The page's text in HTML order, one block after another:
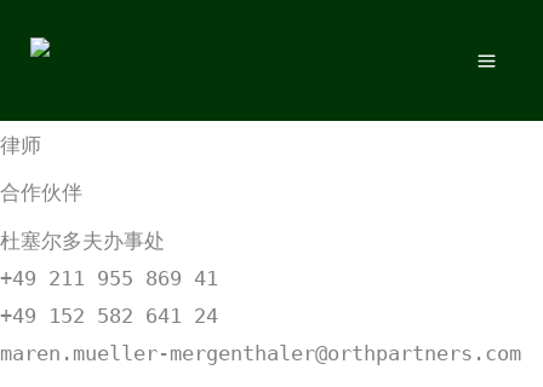
容
MAREN MÜLLER-MERGENTHALER, L.M.
律师
合作伙伴
杜塞尔多夫办事处
+49 211 955 869 41
+49 152 582 641 24
maren.mueller-mergenthaler@orthpartners.com